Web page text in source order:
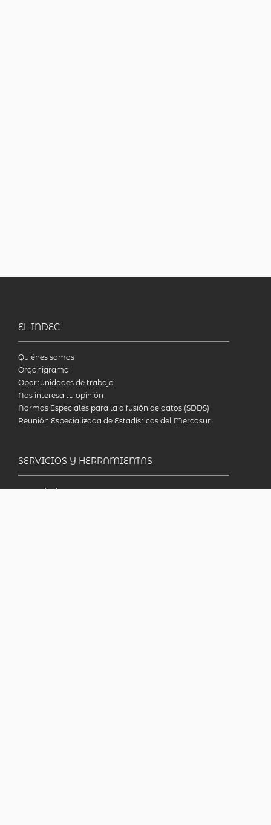
EL INDEC
Quiénes somos
Organigrama
Oportunidades de trabajo
Nos interesa tu opinión
Normas Especiales para la difusión de datos (SDDS)
Reunión Especializada de Estadísticas del Mercosur
SERVICIOS Y HERRAMIENTAS
Bases de datos